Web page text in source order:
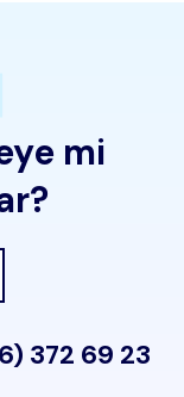
mi
372 69 23